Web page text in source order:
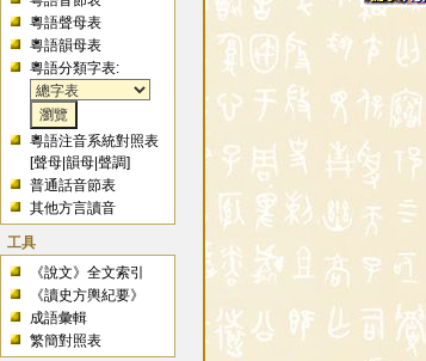
粵語聲母表
粵語韻母表
粵語分類字表:
粵語注音系統對照表
[聲母 |韻母 |聲調]
普通話音節表
其他方言讀音
工具
《說文》全文索引
《讀史方輿紀要》
成語彙輯
繁簡對照表